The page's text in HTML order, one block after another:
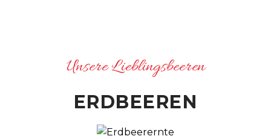
Unsere Lieblingsbeeren
ERDBEEREN